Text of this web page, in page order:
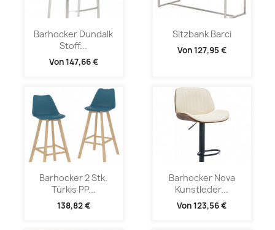
Barhocker Dundalk
Stoff...
Von147,66 €
Sitzbank Barci
Von127,95 €
Barhocker 2 Stk.
Türkis PP...
138,82 €
Barhocker Nova
Kunstleder...
Von123,56 €